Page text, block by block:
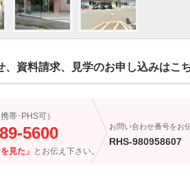
、資料請求、見学のお申し込みはこ
帯･PHS可）
5600
見た」 とお伝え下さい。
お問い合わせ番号をお
RHS-980958607